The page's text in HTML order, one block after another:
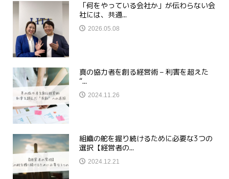
「何をやっている会社か」が伝わらない会
社には、共通...
2026.05.08
真の協力者を創る経営術 – 利害を超えた
“...
2024.11.26
組織の舵を握り続けるために必要な3つの
選択【経営者の...
2024.12.21